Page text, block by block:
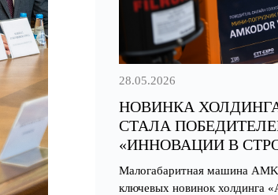
28.05.2026
НОВИНКА
СТАЛА
«ИННОВАЦИИ В
ТЕХНИКЕ РОССИИ»
Малогабаритная машина
ключевых новинок